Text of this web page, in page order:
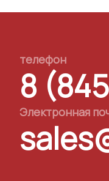
телефон
8
Электронная